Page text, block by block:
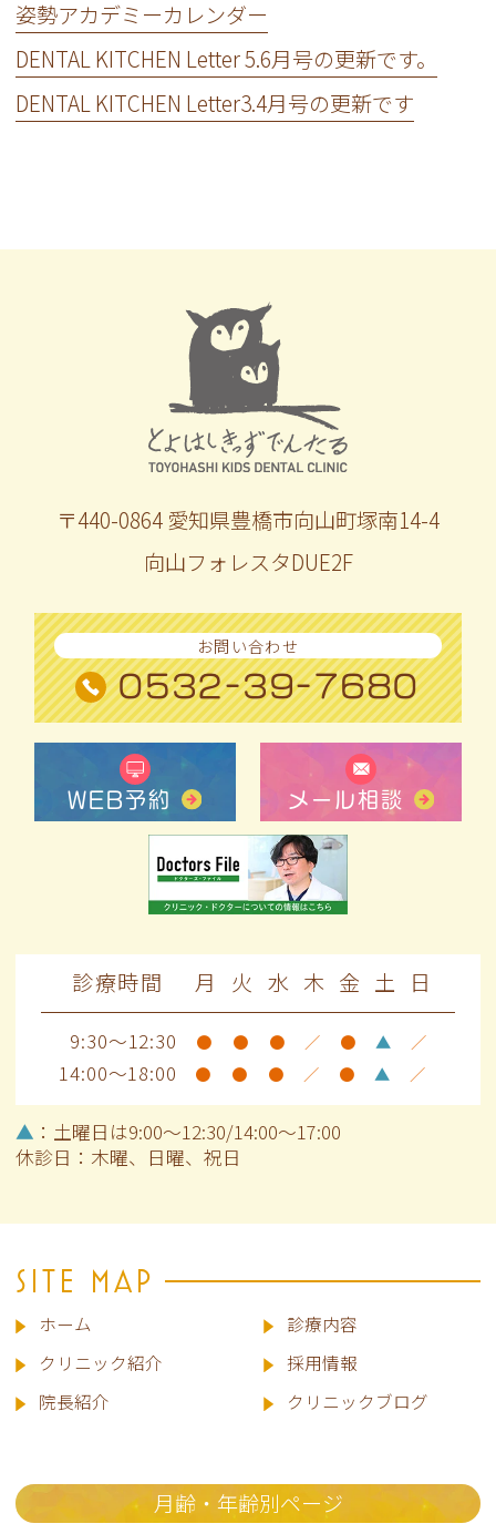
姿勢アカデミーカレンダー
DENTAL KITCHEN Letter 5.6月号の更新です。
DENTAL KITCHEN Letter3.4月号の更新です
〒440-0864 愛知県豊橋市向山町塚南14-4
向山フォレスタDUE2F
お問い合わせ
0532-39-7680
WEB予約 メール相談
診療時間 月 火 水 木 金 土 日
9:30～12:30 ● ● ● ／ ● ▲ ／
14:00～18:00 ● ● ● ／ ● ▲ ／
▲ ：土曜日は9:00～12:30/14:00～17:00
休診日：木曜、日曜、祝日
SITE MAP
ホーム
診療内容
クリニック紹介
採用情報
院長紹介 クリニックブログ
月齢・年齢別ページ